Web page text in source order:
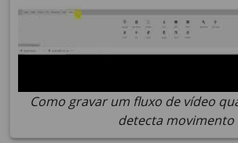
Como gravar um fluxo de vídeo
detecta movimento